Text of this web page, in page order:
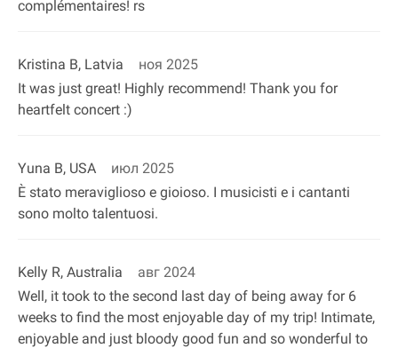
complémentaires! rs
Kristina B, Latvia
ноя 2025
It was just great! Highly recommend! Thank you for
heartfelt concert :)
Yuna B, USA
июл 2025
È stato meraviglioso e gioioso. I musicisti e i cantanti
sono molto talentuosi.
Kelly R, Australia
авг 2024
Well, it took to the second last day of being away for 6
weeks to find the most enjoyable day of my trip! Intimate,
enjoyable and just bloody good fun and so wonderful to